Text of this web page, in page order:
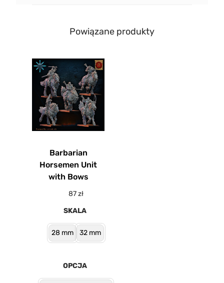
Powiązane produkty
Barbarian
Horsemen Unit
with Bows
87zł
SKALA
28 mm 32 mm
OPCJA